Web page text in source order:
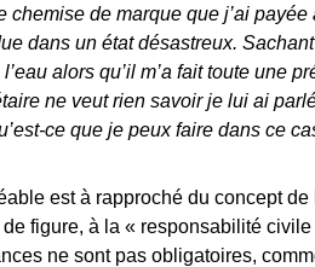
chemise de marque que j’ai
dans un état désastreux.
alors qu’il m’a fait toute une
ne veut rien savoir je lui ai
ce que je peux faire dans ce
est à rapproché du concept
figure, à la « responsabilité
ne sont pas obligatoires,